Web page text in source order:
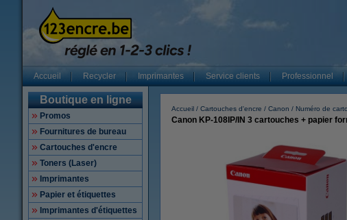
Accueil Recycler Imprimantes Service clients Professionnel
Boutique en ligne
Promos
Fournitures de bureau
Cartouches d'encre
Toners (Laser)
Imprimantes
Papier et étiquettes
Imprimantes d'étiquettes
Accueil Cartouches d'encre Canon Numéro de
Canon KP-108IP/IN 3 cartouches + papier